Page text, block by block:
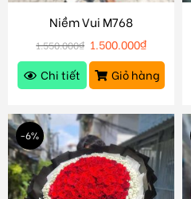
Niềm Vui M768
1.550.000₫ 1.500.000₫
Chi tiết
Giỏ hàng
-6%